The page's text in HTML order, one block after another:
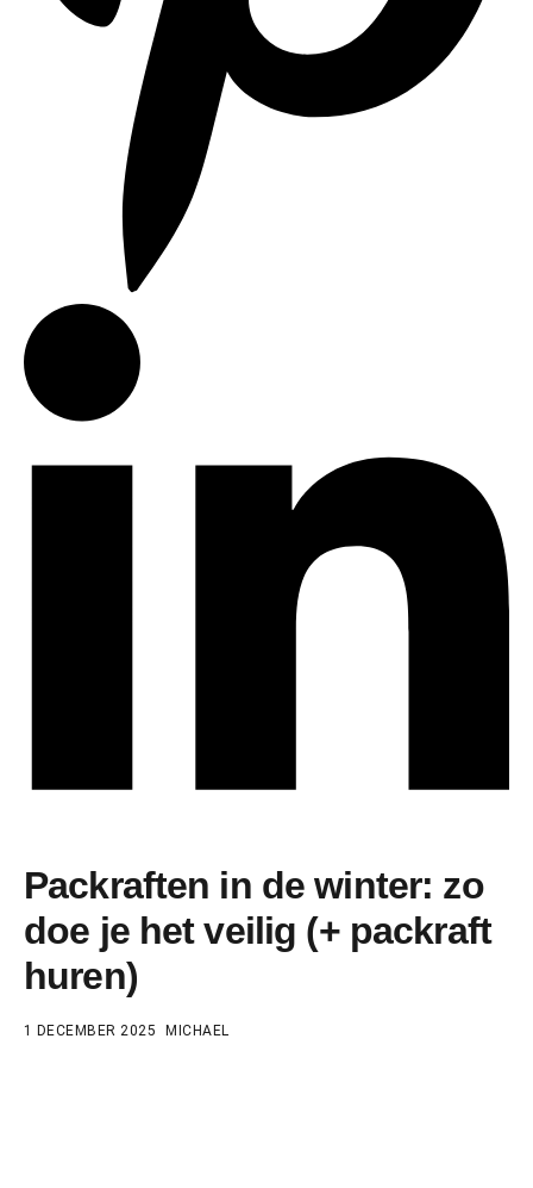
Packraften in de winter: zo
doe je het veilig (+ packraft
huren)
1 DECEMBER 2025 MICHAEL